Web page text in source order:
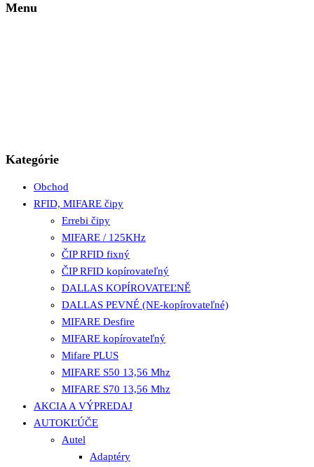
Menu
Kategórie
Obchod
RFID, MIFARE čipy
Errebi čipy
MIFARE / 125KHz
ČIP RFID fixný
ČIP RFID kopírovateľný
DALLAS KOPÍROVATEĽNĚ
DALLAS PEVNÉ (NE-kopírovateľné)
MIFARE Desfire
MIFARE kopírovateľný
Mifare PLUS
MIFARE S50 13,56 Mhz
MIFARE S70 13,56 Mhz
AKCIA A VÝPREDAJ
AUTOKĽÚČE
Autel
Adaptéry